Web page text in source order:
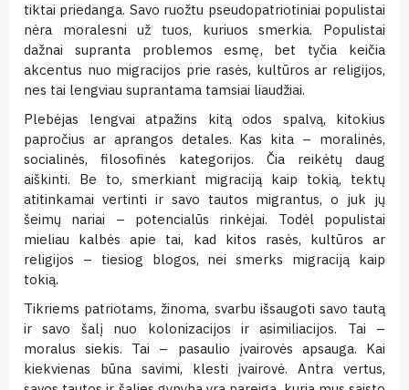
tiktai priedanga. Savo ruožtu pseudopatriotiniai populistai
nėra moralesni už tuos, kuriuos smerkia. Populistai
dažnai supranta problemos esmę, bet tyčia keičia
akcentus nuo migracijos prie rasės, kultūros ar religijos,
nes tai lengviau suprantama tamsiai liaudžiai.
Plebėjas lengvai atpažins kitą odos spalvą, kitokius
papročius ar aprangos detales. Kas kita – moralinės,
socialinės, filosofinės kategorijos. Čia reikėtų daug
aiškinti. Be to, smerkiant migraciją kaip tokią, tektų
atitinkamai vertinti ir savo tautos migrantus, o juk jų
šeimų nariai – potencialūs rinkėjai. Todėl populistai
mieliau kalbės apie tai, kad kitos rasės, kultūros ar
religijos – tiesiog blogos, nei smerks migraciją kaip
tokią.
Tikriems patriotams, žinoma, svarbu išsaugoti savo tautą
ir savo šalį nuo kolonizacijos ir asimiliacijos. Tai –
moralus siekis. Tai – pasaulio įvairovės apsauga. Kai
kiekvienas būna savimi, klesti įvairovė. Antra vertus,